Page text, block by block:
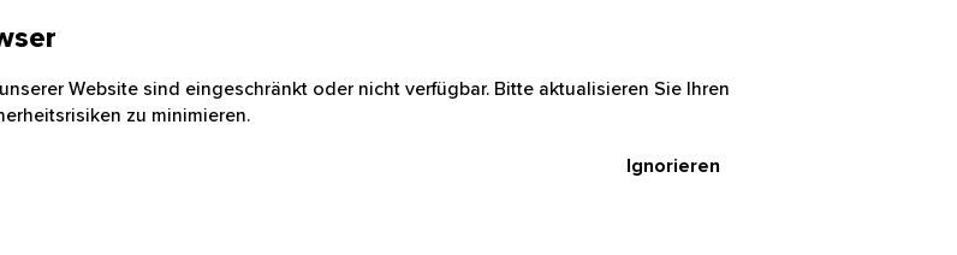
Website sind eingeschränkt oder nicht verfügbar. Bitte aktualisieren Sie Ihren
zu minimieren.
Ignorieren